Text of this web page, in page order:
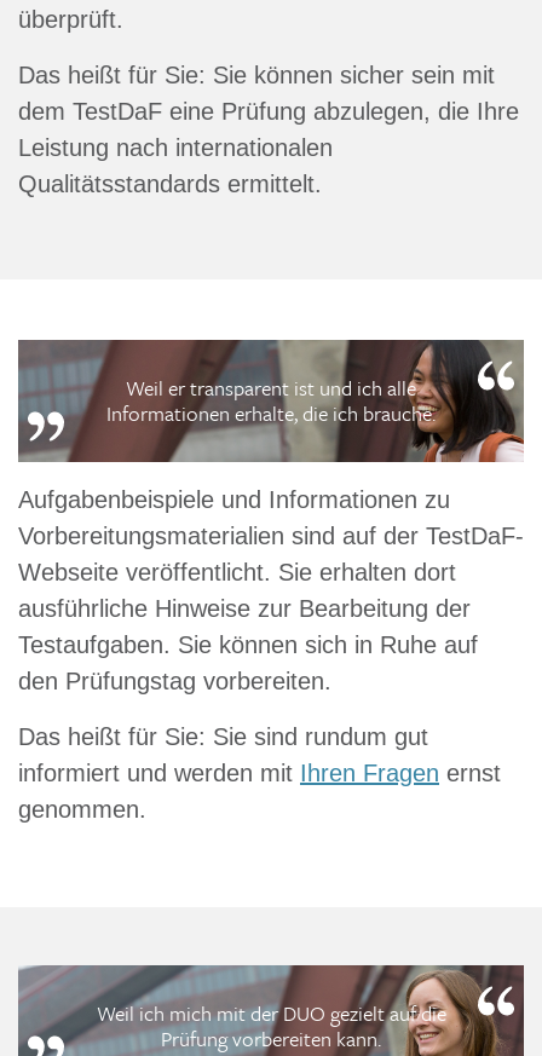
überprüft.
Das heißt für Sie: Sie können sicher sein mit
dem TestDaF eine Prüfung abzulegen, die Ihre
Leistung nach internationalen
Qualitätsstandards ermittelt.
Weil er transparent ist und ich alle
Informationen erhalte, die ich brauche.
Aufgabenbeispiele und Informationen zu
Vorbereitungsmaterialien sind auf der TestDaF-
Webseite veröffentlicht. Sie erhalten dort
ausführliche Hinweise zur Bearbeitung der
Testaufgaben. Sie können sich in Ruhe auf
den Prüfungstag vorbereiten.
Das heißt für Sie: Sie sind rundum gut
informiert und werden mit Ihren Fragen ernst
genommen.
Weil ich mich mit der DUO gezielt auf die
Prüfung vorbereiten kann.